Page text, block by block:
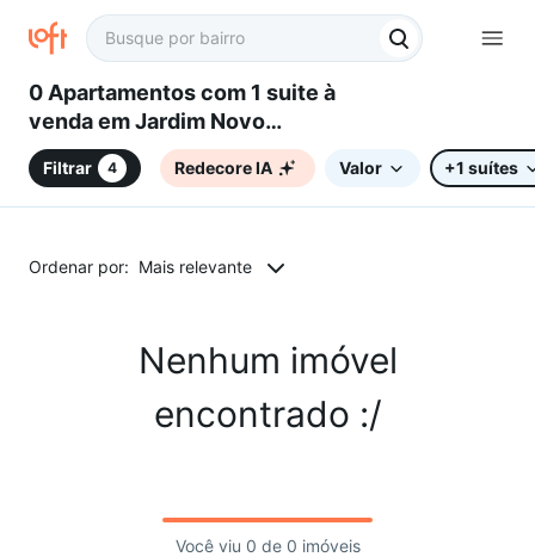
0 Apartamentos com 1 suite à
venda em Jardim Novo
Eldorado, Sorocaba, SP
Filtrar 4 Redecore IA Valor +1 suítes
Ordenar por: Mais relevante
Nenhum imóvel
encontrado :/
Você viu 0 de 0 imóveis